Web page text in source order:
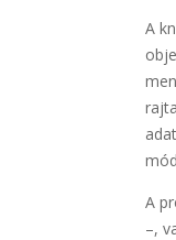
A
A
–,